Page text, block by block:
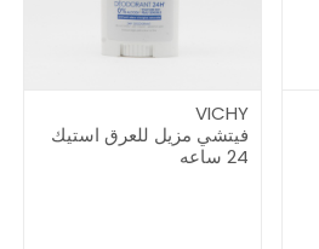
VICHY
فيتشي مزيل للعرق استيك
24 ساعه